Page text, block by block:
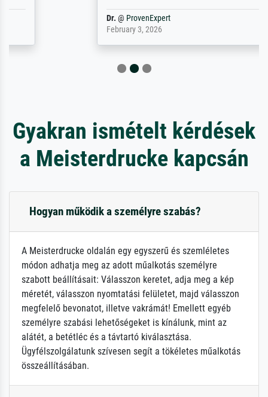
ProvenExpert
Gyakran ismételt kérdések
a Meisterdrucke kapcsán
Hogyan működik a személyre szabás?
A Meisterdrucke oldalán egy egyszerű és szemléletes
módon adhatja meg az adott műalkotás személyre
szabott beállításait: Válasszon keretet, adja meg a kép
méretét, válasszon nyomtatási felületet, majd válasszon
megfelelő bevonatot, illetve vakrámát! Emellett egyéb
személyre szabási lehetőségeket is kínálunk, mint az
alátét, a betétléc és a távtartó kiválasztása.
Ügyfélszolgálatunk szívesen segít a tökéletes műalkotás
összeállításában.